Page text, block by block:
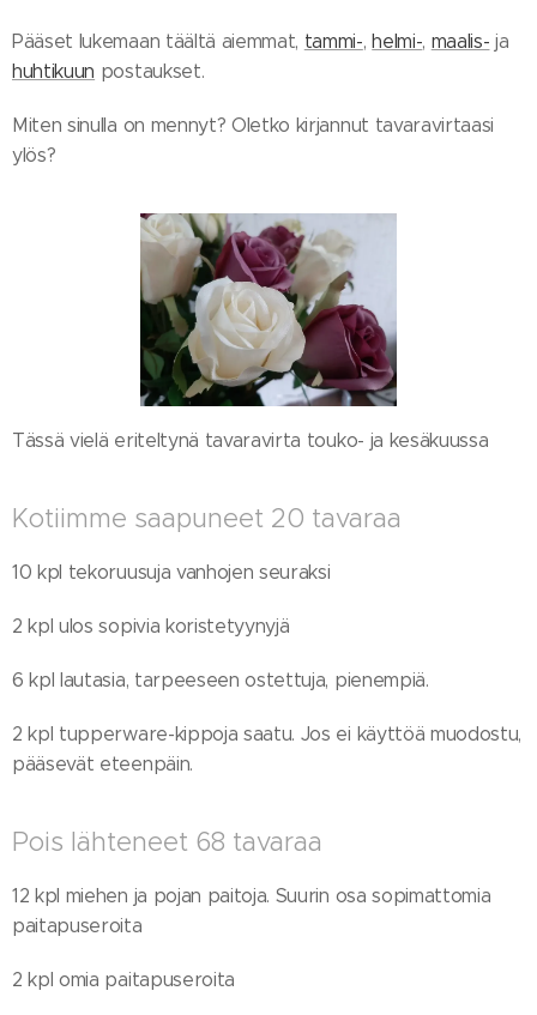
Pääset lukemaan täältä aiemmat, tammi-,helmi-, maalis- ja
huhtikuun postaukset.
Miten sinulla on mennyt? Oletko kirjannut tavaravirtaasi
ylös?
Tässä vielä eriteltynä tavaravirta touko- ja kesäkuussa
Kotiimme saapuneet 20 tavaraa
10 kpl tekoruusuja vanhojen seuraksi
2 kpl ulos sopivia koristetyynyjä
6 kpl lautasia, tarpeeseen ostettuja, pienempiä.
2 kpl tupperware-kippoja saatu. Jos ei käyttöä muodostu,
pääsevät eteenpäin.
Pois lähteneet 68 tavaraa
12 kpl miehen ja pojan paitoja. Suurin osa sopimattomia
paitapuseroita
2 kpl omia paitapuseroita